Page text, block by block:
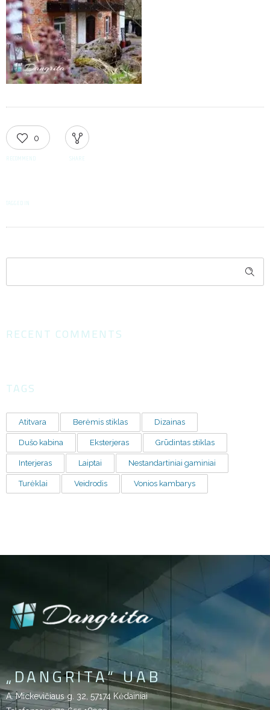
0
RECOMMEND SHARE
TAGGED IN
RECENT COMMENTS
TAGS
Atitvara Berėmis stiklas Dizainas
Dušo kabina Eksterjeras Grūdintas stiklas
Interjeras Laiptai Nestandartiniai gaminiai
Turėklai Veidrodis Vonios kambarys
„DANGRITA“ UAB
A. Mickevičiaus g. 32, 57174 Kėdainiai